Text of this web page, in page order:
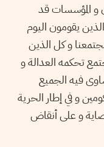
و المؤسسات قد
يقومون اليوم
و كل الذين
تحكمه العدالة و
فيه الجميع
و في إطار الحرية
و على أنقاض